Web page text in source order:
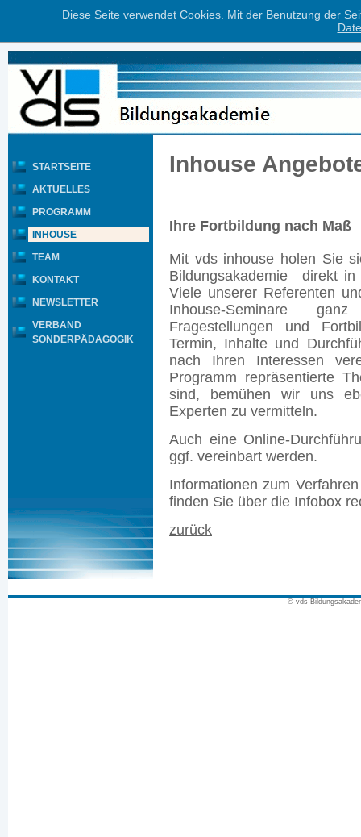
Diese Seite verwendet Cookies. Mit der Benutzung der
STARTSEITE
AKTUELLES
PROGRAMM
INHOUSE
TEAM
KONTAKT
NEWSLETTER
VERBAND
SONDERPÄDAGOGIK
Inhouse
Ihre Fortbildung nach Maß
Mit vds inhouse holen Sie
Bildungsakademie direkt
Viele unserer Referenten
Inhouse-Seminare
Fragestellungen und
Termin, Inhalte und
nach Ihren Interessen
Programm repräsentierte
sind, bemühen wir uns
Experten zu vermitteln.
Auch eine Online-
ggf. vereinbart werden.
Informationen zum
finden Sie über die Infobox
zurück
© vds-